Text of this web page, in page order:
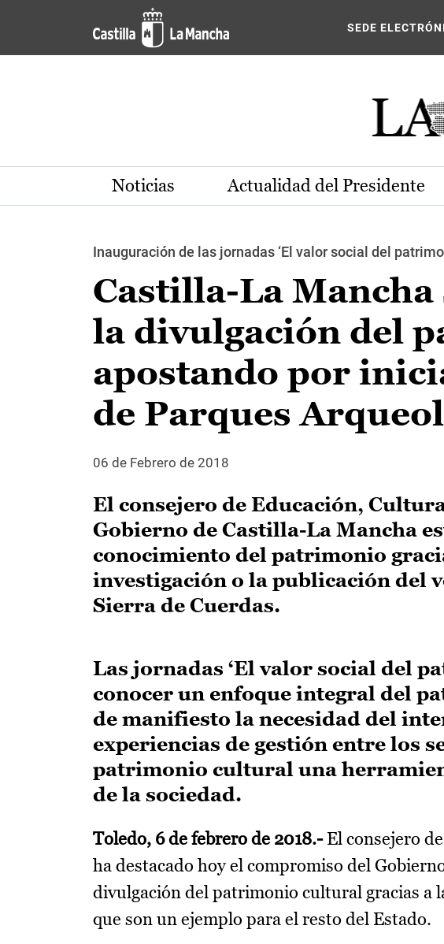
Pasar al contenido principal
SEDE
Noticias Actualidad del Presidente
Inauguración de las jornadas ‘El valor social del
Castilla-La
la divulgación del
apostando por
de Parques
06 de Febrero de 2018
El consejero de Educación,
Gobierno de Castilla-La Mancha
conocimiento del patrimonio
investigación o la publicación del
Sierra de Cuerdas.
Las jornadas ‘El valor social del
conocer un enfoque integral del
de manifiesto la necesidad del
experiencias de gestión entre los
patrimonio cultural una
de la sociedad.
Toledo, 6 de febrero de 2018.-El consejero
ha destacado hoy el compromiso del
divulgación del patrimonio cultural gracias a
que son un ejemplo para el resto del Estado.